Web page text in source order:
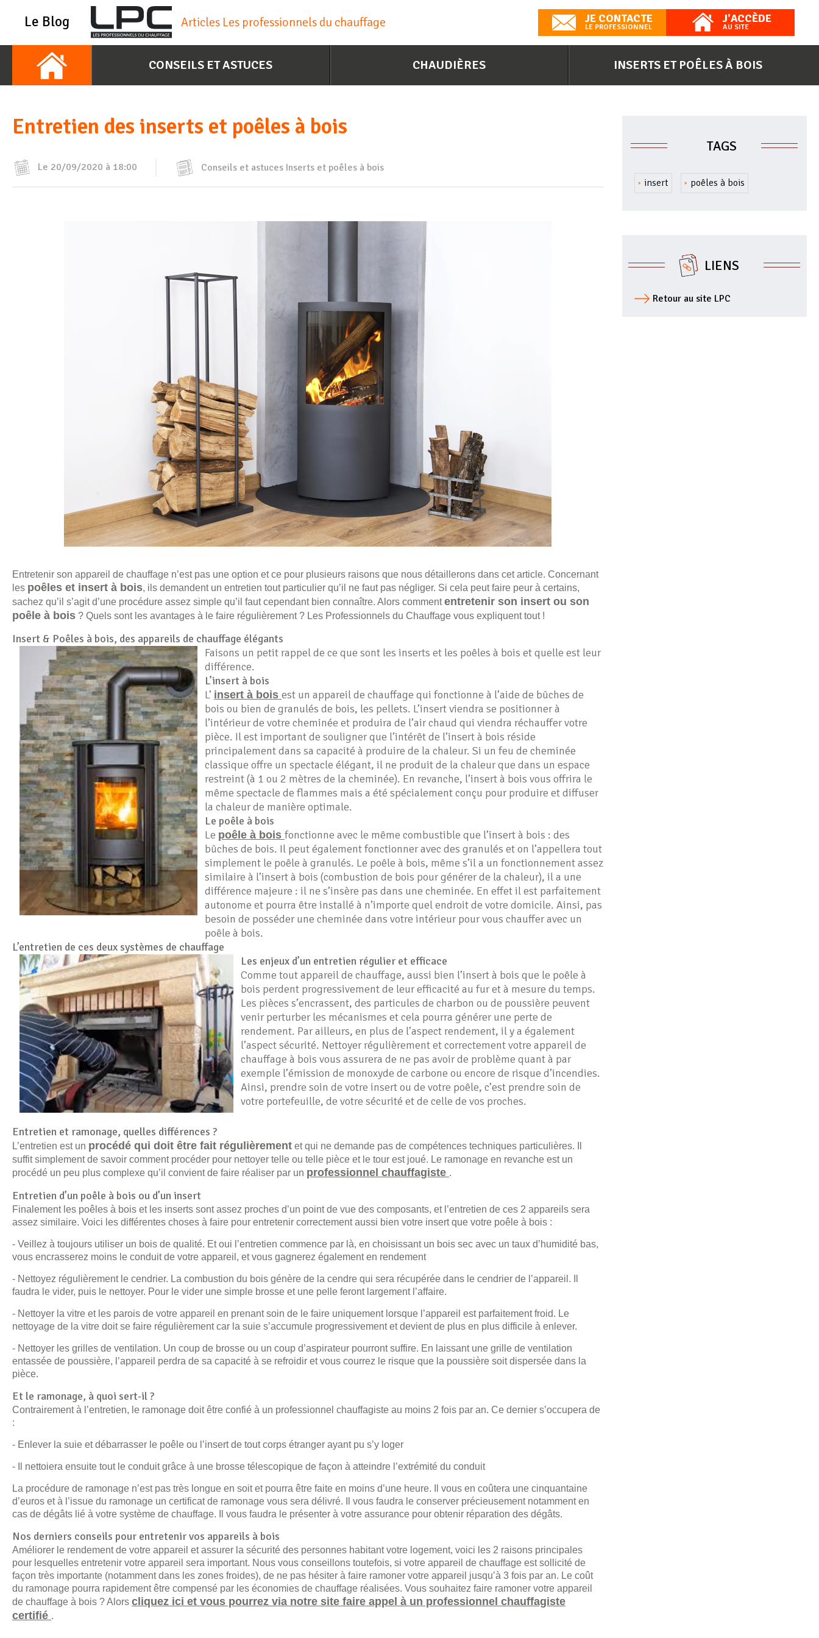
Le Blog Articles Les professionnels du chauffage JE CONTACTE
LE PROFESSIONNEL
J'ACCÈDE
AU SITE
CONSEILS ET ASTUCES CHAUDIÈRES INSERTS ET POÊLES À BOIS
Entretien des inserts et poêles à bois
Le 20/09/2020 à 18:00 Conseils et astuces Inserts et poêles à bois
Entretenir son appareil de chauffage n’est pas une option et ce pour plusieurs raisons que nous détaillerons dans cet article. Concernant
les poêles et insert à bois, ils demandent un entretien tout particulier qu’il ne faut pas négliger. Si cela peut faire peur à certains,
sachez qu’il s’agit d’une procédure assez simple qu’il faut cependant bien connaître. Alors commententretenir son insert ou son
poêle à bois ? Quels sont les avantages à le faire régulièrement ? Les Professionnels du Chauffage vous expliquent tout !
Insert & Poêles à bois, des appareils de chauffage élégants
Faisons un petit rappel de ce que sont les inserts et les poêles à bois et quelle est leur
différence.
L’insert à bois
L’ insert à bois est un appareil de chauffage qui fonctionne à l’aide de bûches de
bois ou bien de granulés de bois, les pellets. L’insert viendra se positionner à
l’intérieur de votre cheminée et produira de l’air chaud qui viendra réchauffer votre
pièce. Il est important de souligner que l’intérêt de l’insert à bois réside
principalement dans sa capacité à produire de la chaleur. Si un feu de cheminée
classique offre un spectacle élégant, il ne produit de la chaleur que dans un espace
restreint (à 1 ou 2 mètres de la cheminée). En revanche, l’insert à bois vous offrira le
même spectacle de flammes mais a été spécialement conçu pour produire et diffuser
la chaleur de manière optimale.
Le poêle à bois
Le poêle à bois fonctionne avec le même combustible que l’insert à bois : des
bûches de bois. Il peut également fonctionner avec des granulés et on l’appellera tout
simplement le poêle à granulés. Le poêle à bois, même s’il a un fonctionnement assez
similaire à l’insert à bois (combustion de bois pour générer de la chaleur), il a une
différence majeure : il ne s’insère pas dans une cheminée. En effet il est parfaitement
autonome et pourra être installé à n’importe quel endroit de votre domicile. Ainsi, pas
besoin de posséder une cheminée dans votre intérieur pour vous chauffer avec un
poêle à bois.
L’entretien de ces deux systèmes de chauffage
Les enjeux d’un entretien régulier et efficace
Comme tout appareil de chauffage, aussi bien l’insert à bois que le poêle à
bois perdent progressivement de leur efficacité au fur et à mesure du temps.
Les pièces s’encrassent, des particules de charbon ou de poussière peuvent
venir perturber les mécanismes et cela pourra générer une perte de
rendement. Par ailleurs, en plus de l’aspect rendement, il y a également
l’aspect sécurité. Nettoyer régulièrement et correctement votre appareil de
chauffage à bois vous assurera de ne pas avoir de problème quant à par
exemple l’émission de monoxyde de carbone ou encore de risque d’incendies.
Ainsi, prendre soin de votre insert ou de votre poêle, c’est prendre soin de
votre portefeuille, de votre sécurité et de celle de vos proches.
Entretien et ramonage, quelles différences ?
L’entretien est un procédé qui doit être fait régulièrement et qui ne demande pas de compétences techniques particulières. Il
suffit simplement de savoir comment procéder pour nettoyer telle ou telle pièce et le tour est joué. Le ramonage en revanche est un
procédé un peu plus complexe qu’il convient de faire réaliser par un professionnel chauffagiste .
Entretien d’un poêle à bois ou d’un insert
Finalement les poêles à bois et les inserts sont assez proches d’un point de vue des composants, et l’entretien de ces 2 appareils sera
assez similaire. Voici les différentes choses à faire pour entretenir correctement aussi bien votre insert que votre poêle à bois :
- Veillez à toujours utiliser un bois de qualité. Et oui l’entretien commence par là, en choisissant un bois sec avec un taux d’humidité bas,
vous encrasserez moins le conduit de votre appareil, et vous gagnerez également en rendement
- Nettoyez régulièrement le cendrier. La combustion du bois génère de la cendre qui sera récupérée dans le cendrier de l’appareil. Il
faudra le vider, puis le nettoyer. Pour le vider une simple brosse et une pelle feront largement l’affaire.
- Nettoyer la vitre et les parois de votre appareil en prenant soin de le faire uniquement lorsque l’appareil est parfaitement froid. Le
nettoyage de la vitre doit se faire régulièrement car la suie s’accumule progressivement et devient de plus en plus difficile à enlever.
- Nettoyer les grilles de ventilation. Un coup de brosse ou un coup d’aspirateur pourront suffire. En laissant une grille de ventilation
entassée de poussière, l’appareil perdra de sa capacité à se refroidir et vous courrez le risque que la poussière soit dispersée dans la
pièce.
Et le ramonage, à quoi sert-il ?
Contrairement à l’entretien, le ramonage doit être confié à un professionnel chauffagiste au moins 2 fois par an. Ce dernier s’occupera de
:
- Enlever la suie et débarrasser le poêle ou l’insert de tout corps étranger ayant pu s’y loger
- Il nettoiera ensuite tout le conduit grâce à une brosse télescopique de façon à atteindre l’extrémité du conduit
La procédure de ramonage n’est pas très longue en soit et pourra être faite en moins d’une heure. Il vous en coûtera une cinquantaine
d’euros et à l’issue du ramonage un certificat de ramonage vous sera délivré. Il vous faudra le conserver précieusement notamment en
cas de dégâts lié à votre système de chauffage. Il vous faudra le présenter à votre assurance pour obtenir réparation des dégâts.
Nos derniers conseils pour entretenir vos appareils à bois
Améliorer le rendement de votre appareil et assurer la sécurité des personnes habitant votre logement, voici les 2 raisons principales
pour lesquelles entretenir votre appareil sera important. Nous vous conseillons toutefois, si votre appareil de chauffage est sollicité de
façon très importante (notamment dans les zones froides), de ne pas hésiter à faire ramoner votre appareil jusqu’à 3 fois par an. Le coût
du ramonage pourra rapidement être compensé par les économies de chauffage réalisées. Vous souhaitez faire ramoner votre appareil
de chauffage à bois ? Alors cliquez ici et vous pourrez via notre site faire appel à un professionnel chauffagiste
certifié .
TAGS
insert poêles à bois
LIENS
Retour au site LPC